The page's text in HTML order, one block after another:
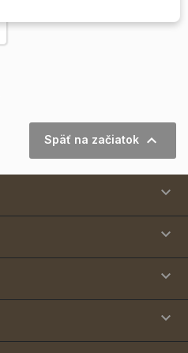
Späť na začiatok 



